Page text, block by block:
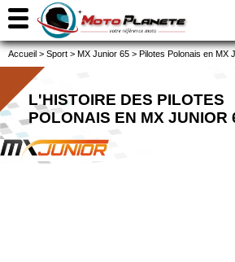
Accueil > Sport > MX Junior 65 > Pilotes Polonais en MX
L'HISTOIRE DES PILOTES
POLONAIS EN MX JUNIOR